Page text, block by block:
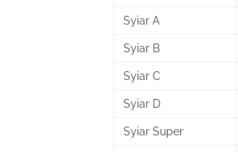
Syiar A
Syiar B
Syiar C
Syiar D
Syiar Super